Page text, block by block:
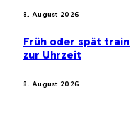
8. August 2026
Früh oder spät
zur Uhrzeit
8. August 2026